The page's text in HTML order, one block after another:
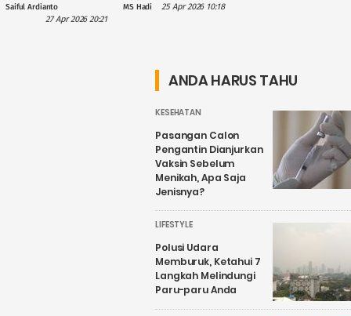
dalam
Saiful Ardianto
27 Apr 2026 20:21
Hilmy: Hak
Sekadar
Wacana
MS Hadi 25 Apr 2026 10:18
ANDA HARUS TAHU
KESEHATAN
Pasangan Calon
Pengantin Dianjurkan
Vaksin Sebelum
Menikah, Apa Saja
Jenisnya?
LIFESTYLE
Polusi Udara
Memburuk, Ketahui 7
Langkah Melindungi
Paru-paru Anda